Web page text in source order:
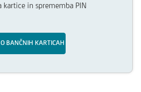
kartice in sprememba PIN
BANČNIH KARTICAH